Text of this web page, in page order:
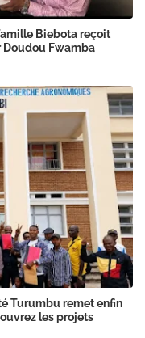
Biebota reçoit
Doudou Fwamba
Turumbu remet enfin
les projets